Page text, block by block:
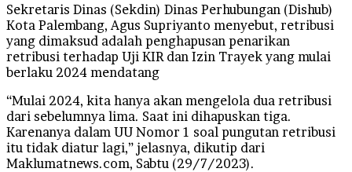
Sekretaris Dinas (Sekdin) Dinas Perhubungan (Dishub)
Kota Palembang, Agus Supriyanto menyebut, retribusi
yang dimaksud adalah penghapusan penarikan
retribusi terhadap Uji KIR dan Izin Trayek yang mulai
berlaku 2024 mendatang
“Mulai 2024, kita hanya akan mengelola dua retribusi
dari sebelumnya lima. Saat ini dihapuskan tiga.
Karenanya dalam UU Nomor 1 soal pungutan retribusi
itu tidak diatur lagi,” jelasnya, dikutip dari
Maklumatnews.com, Sabtu (29/7/2023).